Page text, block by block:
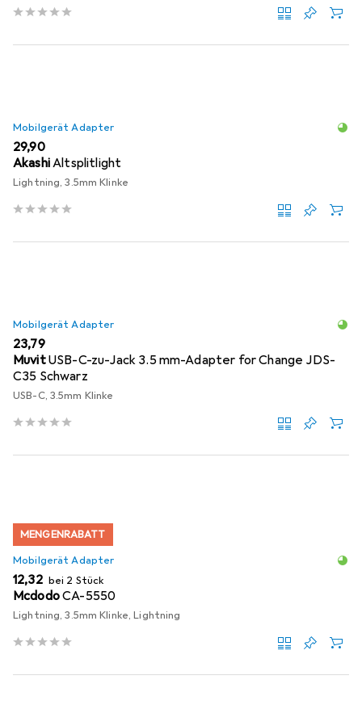
Mobilgerät Adapter
EUR
29,90
AkashiAltsplitlight
Lightning, 3.5mm Klinke
Mobilgerät Adapter
EUR
23,79
MuvitUSB-C-zu-Jack 3.5 mm-Adapter for Change JDS-
C35 Schwarz
USB-C, 3.5mm Klinke
MENGENRABATT
Mobilgerät Adapter
EUR
12,32 bei 2 Stück
McdodoCA-5550
Lightning, 3.5mm Klinke, Lightning